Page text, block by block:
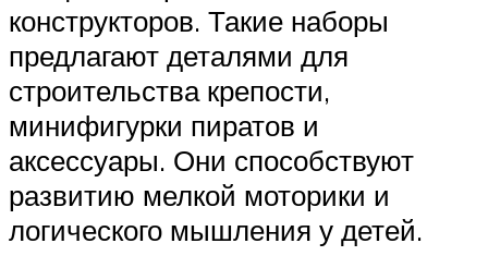
конструкторов. Такие наборы
предлагают деталями для
строительства крепости,
минифигурки пиратов и
аксессуары. Они способствуют
развитию мелкой моторики и
логического мышления у детей.